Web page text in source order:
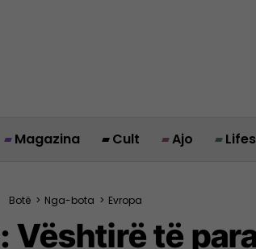
Magazina Cult Ajo
Botë > Nga-bota > Evropa
të